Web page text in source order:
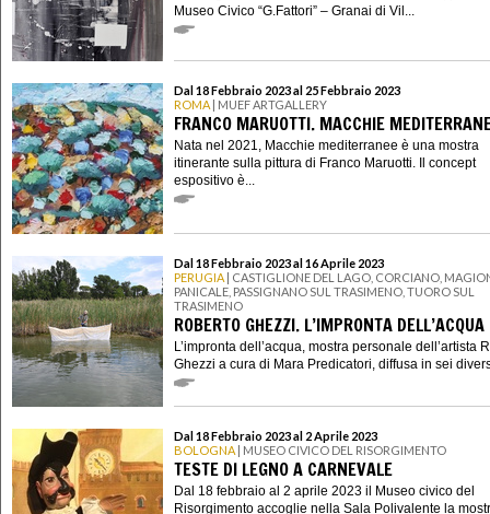
Museo Civico “G.Fattori” – Granai di Vil...
Dal 18 Febbraio 2023 al 25 Febbraio 2023
ROMA | MUEF ARTGALLERY
FRANCO MARUOTTI. MACCHIE
Nata nel 2021, Macchie mediterranee è una mostra
itinerante sulla pittura di Franco Maruotti. Il concept
espositivo è...
Dal 18 Febbraio 2023 al 16 Aprile 2023
PERUGIA | CASTIGLIONE DEL LAGO, CORCIANO,
PANICALE, PASSIGNANO SUL TRASIMENO, TUORO SUL
TRASIMENO
ROBERTO GHEZZI. L’IMPRONTA DELL’ACQUA
L’impronta dell’acqua, mostra personale dell’artista
Ghezzi a cura di Mara Predicatori, diffusa in sei
Dal 18 Febbraio 2023 al 2 Aprile 2023
BOLOGNA | MUSEO CIVICO DEL RISORGIMENTO
TESTE DI LEGNO A CARNEVALE
Dal 18 febbraio al 2 aprile 2023 il Museo civico del
Risorgimento accoglie nella Sala Polivalente la